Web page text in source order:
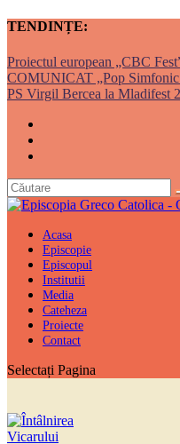
TENDINȚE:
Proiectul european „CBC
COMUNICAT „Pop Simfonic
PS Virgil Bercea la Mladifest
Acasa
Episcopie
Episcopul
Institutii
Media
Cateheza
Proiecte
Contact
Selectați Pagina